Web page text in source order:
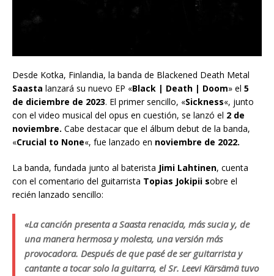
Desde Kotka, Finlandia, la banda de Blackened Death Metal
Saasta lanzará su nuevo EP «Black | Death | Doom» el 5
de diciembre de 2023. El primer sencillo, «Sickness«, junto
con el video musical del opus en cuestión, se lanzó el 2 de
noviembre. Cabe destacar que el álbum debut de la banda,
«Crucial to None«, fue lanzado en noviembre de 2022.
La banda, fundada junto al baterista Jimi Lahtinen, cuenta
con el comentario del guitarrista Topias Jokipii sobre el
recién lanzado sencillo:
«La canción presenta a Saasta renacida, más sucia y, de
una manera hermosa y molesta, una versión más
provocadora. Después de que pasé de ser guitarrista y
cantante a tocar solo la guitarra, el Sr. Leevi Kärsämä tuvo